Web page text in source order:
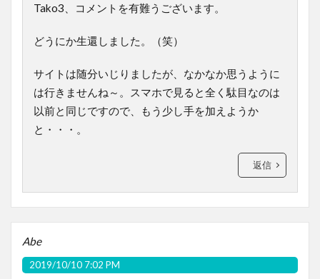
Tako3、コメントを有難うございます。
どうにか生還しました。（笑）
サイトは随分いじりましたが、なかなか思うように
は行きませんね～。スマホで見ると全く駄目なのは
以前と同じですので、もう少し手を加えようか
と・・・。
返信
Abe
2019/10/10 7:02 PM